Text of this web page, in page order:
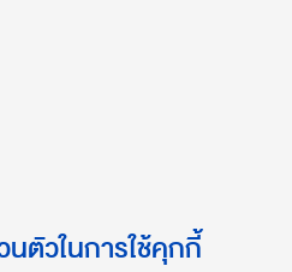
ตัวในการใช้คุกกี้